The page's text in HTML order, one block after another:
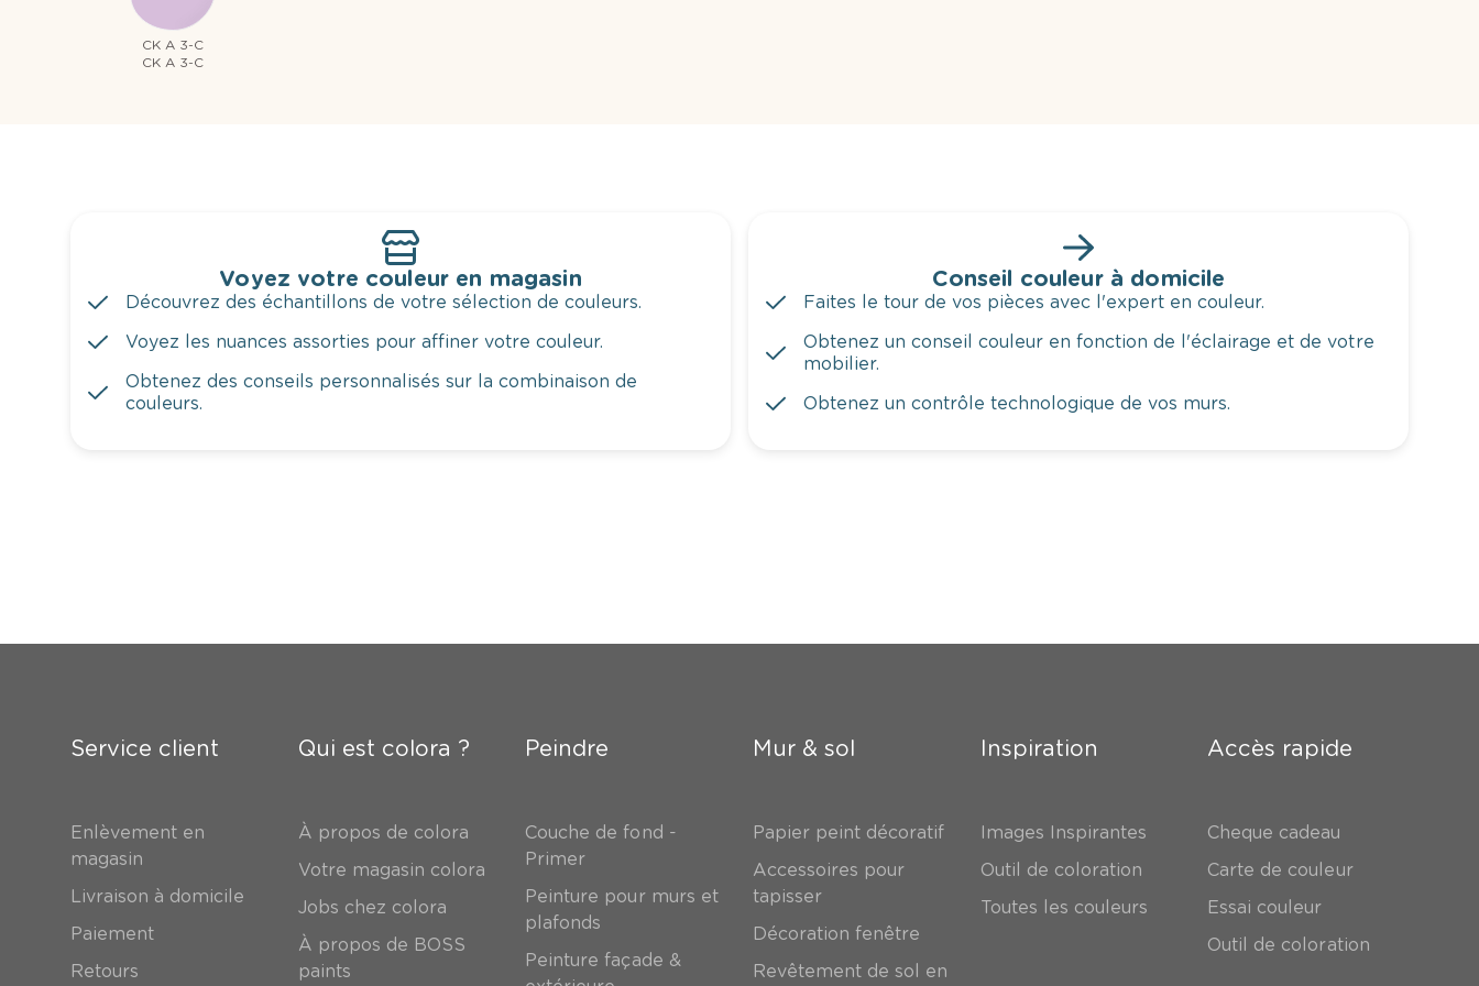
CK A 3-C
CK A 3-C
Voyez votre couleur en magasin
Découvrez des échantillons de votre sélection de couleurs.
Voyez les nuances assorties pour affiner votre couleur.
Obtenez des conseils personnalisés sur la combinaison de
couleurs.
Conseil couleur à domicile
Faites le tour de vos pièces avec l'expert en couleur.
Obtenez un conseil couleur en fonction de l'éclairage et de votre
mobilier.
Obtenez un contrôle technologique de vos murs.
Service client
Enlèvement en
magasin
Livraison à domicile
Paiement
Retours
Qui est colora ?
À propos de colora
Votre magasin colora
Jobs chez colora
À propos de BOSS
paints
Peindre
Couche de fond -
Primer
Peinture pour murs et
plafonds
Peinture façade &
Mur & sol
Papier peint décoratif
Accessoires pour
tapisser
Décoration fenêtre
Revêtement de sol en
Inspiration
Images Inspirantes
Outil de coloration
Toutes les couleurs
Accès rapide
Cheque cadeau
Carte de couleur
Essai couleur
Outil de coloration